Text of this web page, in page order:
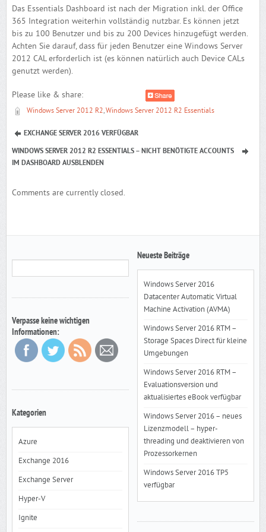
Das Essentials Dashboard ist nach der Migration inkl. der Office
365 Integration weiterhin vollständig nutzbar. Es können jetzt
bis zu 100 Benutzer und bis zu 200 Devices hinzugefügt werden.
Achten Sie darauf, dass für jeden Benutzer eine Windows Server
2012 CAL erforderlich ist (es können natürlich auch Device CALs
genutzt werden).
Please like & share:
Windows Server 2012 R2,Windows Server 2012 R2 Essentials
EXCHANGE SERVER 2016 VERFÜGBAR
WINDOWS SERVER 2012 R2 ESSENTIALS – NICHT BENÖTIGTE ACCOUNTS
IM DASHBOARD AUSBLENDEN
Comments are currently closed.
Verpasse keine wichtigen
Informationen:
Kategorien
Azure
Exchange 2016
Exchange Server
Hyper-V
Ignite
Neueste Beiträge
Windows Server 2016
Datacenter Automatic Virtual
Machine Activation (AVMA)
Windows Server 2016 RTM –
Storage Spaces Direct für kleine
Umgebungen
Windows Server 2016 RTM –
Evaluationsversion und
aktualisiertes eBook verfügbar
Windows Server 2016 – neues
Lizenzmodell – hyper-
threading und deaktivieren von
Prozessorkernen
Windows Server 2016 TP5
verfügbar